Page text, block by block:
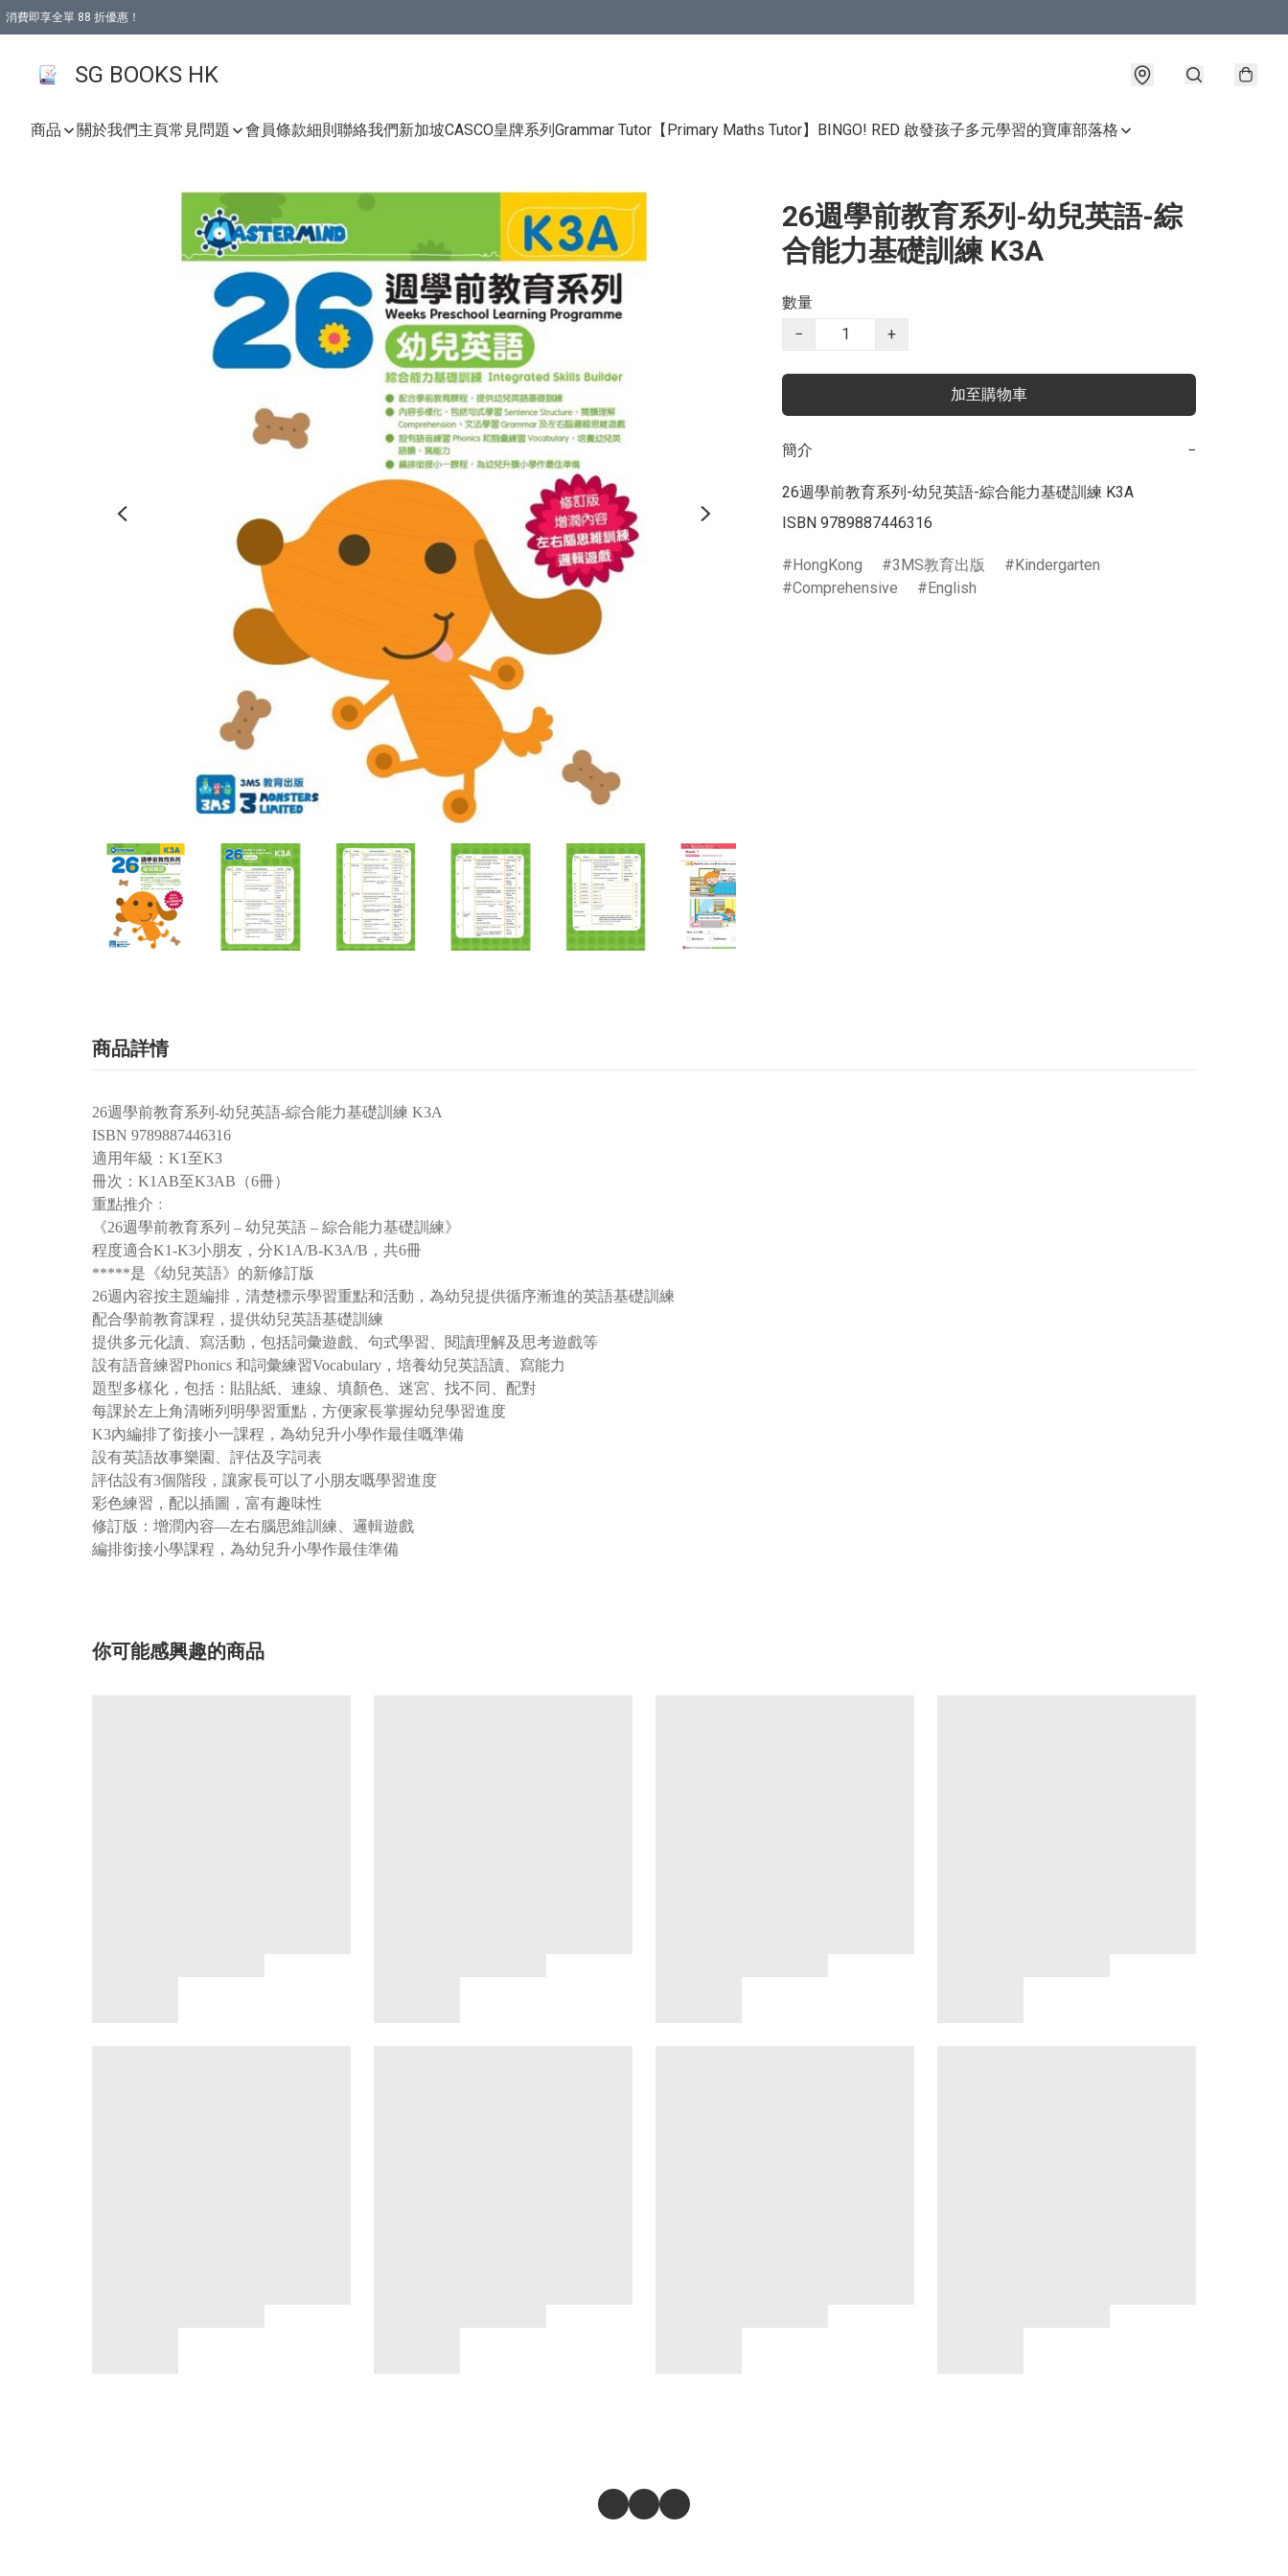
消費即享全單 88 折優惠！
SG BOOKS HK
商品 關於我們主頁常見問題 會員條款細則聯絡我們新加坡CASCO皇牌系列Grammar Tutor 【Primary Maths Tutor】 BINGO! RED 啟發孩子多元學習的寶庫部落格
26週學前教育系列-幼兒英語-綜
合能力基礎訓練 K3A
數量
−
+
加至購物車
簡介 −
26週學前教育系列-幼兒英語-綜合能力基礎訓練 K3A
ISBN 9789887446316
HongKong 3MS教育出版
Kindergarten
Comprehensive
English
商品詳情
26週學前教育系列-幼兒英語-綜合能力基礎訓練 K3A
ISBN 9789887446316
適用年級：K1至K3
冊次：K1AB至K3AB（6冊）
重點推介﹕
《26週學前教育系列 – 幼兒英語 – 綜合能力基礎訓練》
程度適合K1-K3小朋友，分K1A/B-K3A/B，共6冊
*****是《幼兒英語》的新修訂版
26週內容按主題編排，清楚標示學習重點和活動，為幼兒提供循序漸進的英語基礎訓練
配合學前教育課程，提供幼兒英語基礎訓練
提供多元化讀、寫活動，包括詞彙遊戲、句式學習、閱讀理解及思考遊戲等
設有語音練習Phonics 和詞彙練習Vocabulary，培養幼兒英語讀、寫能力
題型多樣化，包括：貼貼紙、連線、填顏色、迷宮、找不同、配對
每課於左上角清晰列明學習重點，方便家長掌握幼兒學習進度
K3內編排了銜接小一課程，為幼兒升小學作最佳嘅準備
設有英語故事樂園、評估及字詞表
評估設有3個階段，讓家長可以了小朋友嘅學習進度
彩色練習，配以插圖，富有趣味性
修訂版：增潤內容—左右腦思維訓練、邏輯遊戲
編排銜接小學課程，為幼兒升小學作最佳準備
你可能感興趣的商品